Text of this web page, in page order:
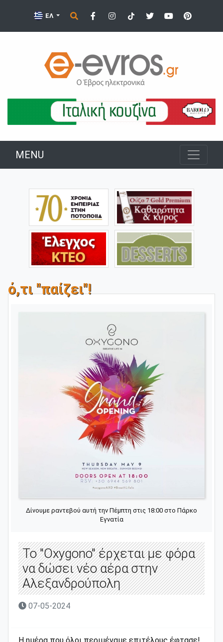
ΕΛ
MENU
ό,τι "παίζει"!
Δίνουμε ραντεβού αυτή την Πέμπτη στις 18:00 στο Πάρκο
Εγνατία
Το "Oxygono" έρχεται με φόρα
να δώσει νέο αέρα στην
Αλεξανδρούπολη
07-05-2024